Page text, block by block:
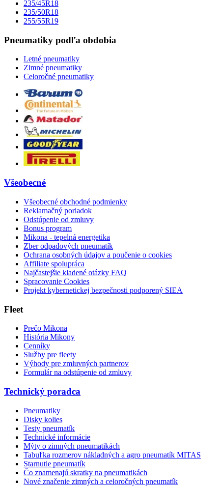
235/45R18
235/50R18
255/55R19
Pneumatiky podľa obdobia
Letné pneumatiky
Zimné pneumatiky
Celoročné pneumatiky
Všeobecné
Všeobecné obchodné podmienky
Reklamačný poriadok
Odstúpenie od zmluvy
Bonus program
Mikona - tepelná energetika
Zber odpadových pneumatík
Ochrana osobných údajov a poučenie o cookies
Affiliate spolupráca
Najčastejšie kladené otázky FAQ
Spracovanie Cookies
Projekt kybernetickej bezpečnosti podporený SIEA
Fleet
Prečo Mikona
História Mikony
Cenníky
Služby pre fleety
Výhody pre zmluvných partnerov
Formulár na odstúpenie od zmluvy
Technický poradca
Pneumatiky
Disky kolies
Testy pneumatík
Technické informácie
Mýty o zimných pneumatikách
Tabuľka rozmerov nákladných a agro pneumatík MITAS
Starnutie pneumatík
Čo znamenajú skratky na pneumatikách
Nové značenie zimných a celoročných pneumatík